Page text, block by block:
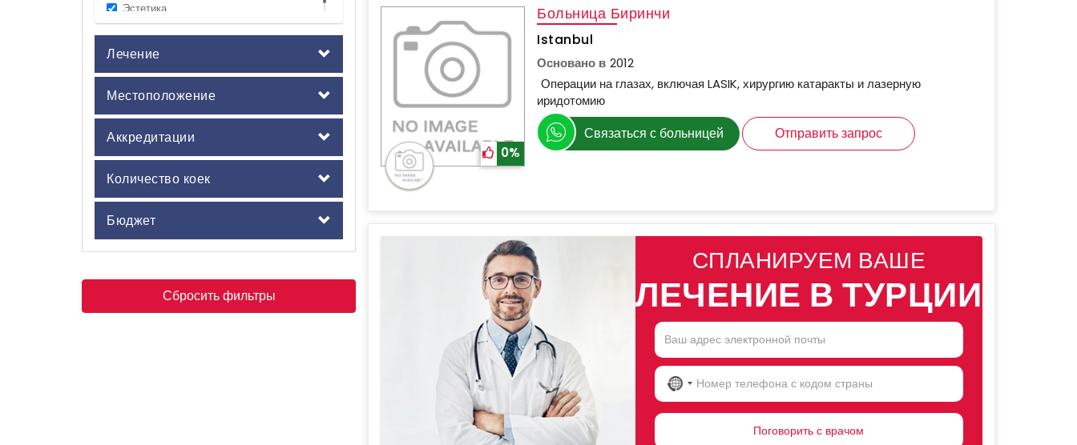
0%
Больница Биринчи
Istanbul
Основано в 2012
Операции на глазах, включая LASIK, хирургию катаракты и лазерную
иридотомию
Связаться с больницей Отправить запрос
СПЛАНИРУЕМ ВАШЕ
ЛЕЧЕНИЕ В ТУРЦИИ
NO
COUNTRY
Эстетика
Лечение
Местоположение
Аккредитации
Количество коек
Бюджет
Сбросить фильтры